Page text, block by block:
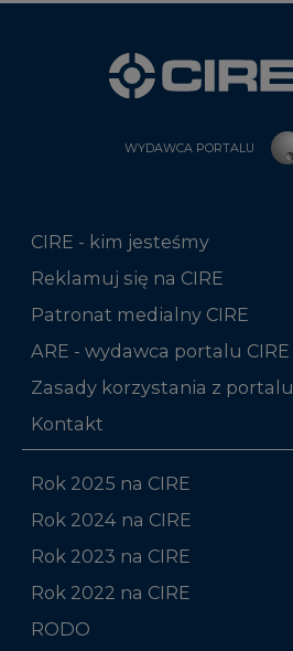
WYDAWCA PORTALU
CIRE - kim jesteśmy
Reklamuj się na CIRE
Patronat medialny CIRE
ARE - wydawca portalu CIRE
Zasady korzystania z portalu
Kontakt
Rok 2025 na CIRE
Rok 2024 na CIRE
Rok 2023 na CIRE
Rok 2022 na CIRE
RODO